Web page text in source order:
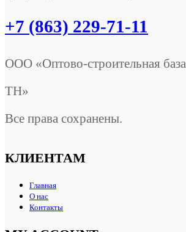
+7 (863) 229-71-11
ООО «Оптово-строительная база
ТН»
Все права сохранены.
КЛИЕНТАМ
Главная
О нас
Контакты